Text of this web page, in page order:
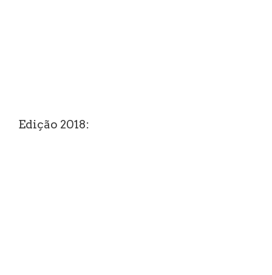
Edição 2018: